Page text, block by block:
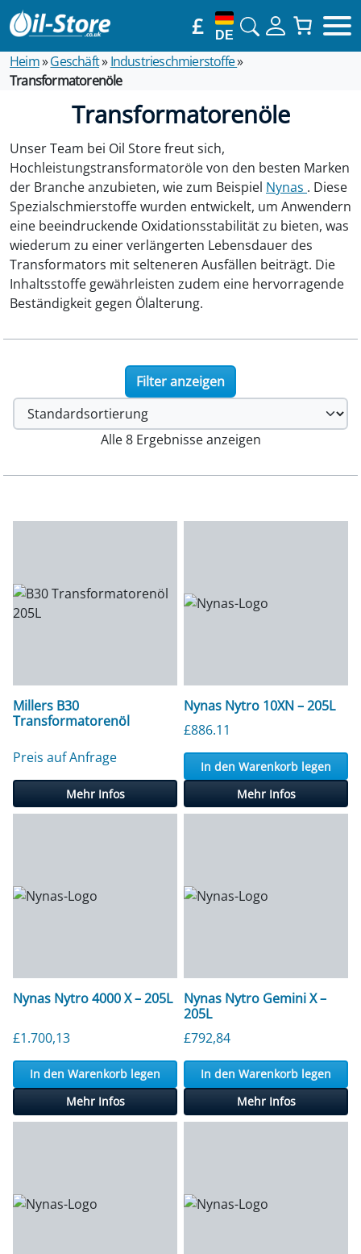
£ DE
Heim»Geschäft» Industrieschmierstoffe»
Transformatorenöle
Transformatorenöle
Unser Team bei Oil Store freut sich,
Hochleistungstransformatoröle von den besten Marken
der Branche anzubieten, wie zum Beispiel Nynas . Diese
Spezialschmierstoffe wurden entwickelt, um Anwendern
eine beeindruckende Oxidationsstabilität zu bieten, was
wiederum zu einer verlängerten Lebensdauer des
Transformators mit selteneren Ausfällen beiträgt. Die
Inhaltsstoffe gewährleisten zudem eine hervorragende
Beständigkeit gegen Ölalterung.
Filter anzeigen
Alle 8 Ergebnisse anzeigen
Millers B30
Transformatorenöl
Preis auf Anfrage
Mehr Infos
Nynas Nytro 10XN – 205L
£886.11
In den Warenkorb legen
Mehr Infos
Nynas Nytro 4000 X – 205L
£1.700,13
In den Warenkorb legen
Mehr Infos
Nynas Nytro Gemini X –
205L
£792,84
In den Warenkorb legen
Mehr Infos